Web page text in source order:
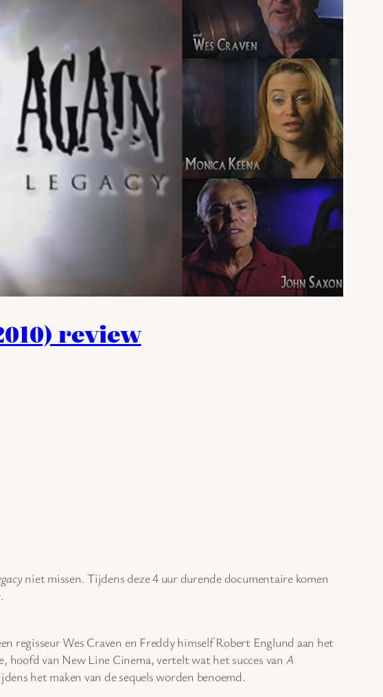
review
niet missen. Tijdens deze 4 uur durende documentaire komen
.
regisseur Wes Craven en Freddy himself Robert Englund aan het
hoofd van New Line Cinema, vertelt wat het succes van A
het maken van de sequels worden benoemd.